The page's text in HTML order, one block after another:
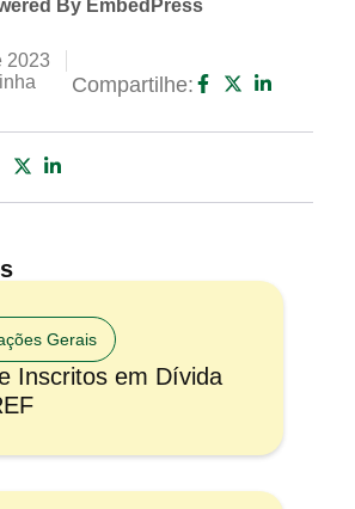
By EmbedPress
2023
Compartilhe:
Gerais
Inscritos em Dívida